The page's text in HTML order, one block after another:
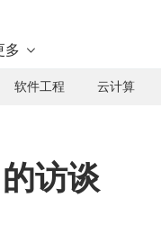
多 
软件工程 云计算
访谈